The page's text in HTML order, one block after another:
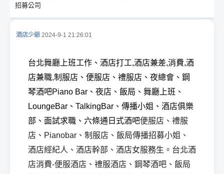
招募公司
酒店少爺 2024-9-1 21:26:01
台北舞廳上班工作、酒店打工,酒店兼差,消費,酒
店兼職,制服店、便服店、禮服店、夜總會、鋼
琴酒吧Piano Bar 、夜店、飯局、舞廳上班、
LoungeBar 、 TalkingBar 、傳播小姐、酒店俱樂
部、面試求職、六條通日式酒吧便服店、禮服
店、Pianobar、制服店、飯局傳播招募小姐、
酒店經紀人、酒店幹部、酒店女服務生。台北酒
店消費-便服酒店、禮服酒店、鋼琴酒吧、飯局